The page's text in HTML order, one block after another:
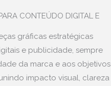
CONTEÚDO DIGITAL E
gráficas estratégicas
e publicidade, sempre
da marca e aos objetivos
impacto visual, clareza